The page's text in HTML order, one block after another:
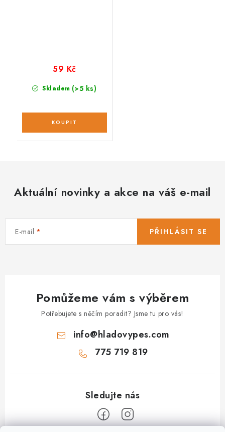
Skladem (>5 ks)
59 Kč
Aktuální novinky a akce na váš e-mail
E-mail PŘIHLÁSIT SE
Pomůžeme vám s výběrem
Potřebujete s něčím poradit? Jsme tu pro vás!
info@hladovypes.com
775 719 819